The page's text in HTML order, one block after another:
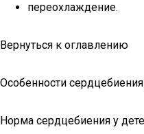
переохлаждение.
Вернуться к оглавлению
Особенности
Норма сердцебиения у